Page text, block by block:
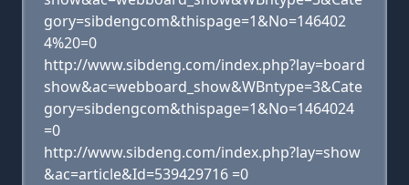
gory=sibdengcom&thispage=1&No=146402
4%20=0
http://www.sibdeng.com/index.php?lay=board
show&ac=webboard_show&WBntype=3&Cate
gory=sibdengcom&thispage=1&No=1464024
=0
http://www.sibdeng.com/index.php?lay=show
&ac=article&Id=539429716 =0